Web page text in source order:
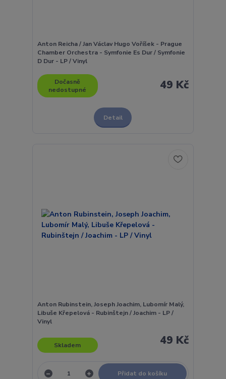
Anton Reicha / Jan Václav Hugo Voříšek - Prague
Chamber Orchestra - Symfonie Es Dur / Symfonie
D Dur - LP / Vinyl
49 Kč
Dočasně
nedostupné
Detail
Anton Rubinstein, Joseph Joachim, Lubomír Malý,
Libuše Křepelová - Rubinštejn / Joachim - LP /
Vinyl
49 Kč
Skladem
Přidat do košíku